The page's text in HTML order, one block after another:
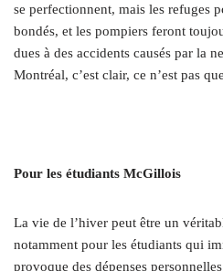
se perfectionnent, mais les refuges
bondés, et les pompiers feront
dues à des accidents causés par la
Montréal, c’est clair, ce n’est pas
Pour les étudiants McGillois
La vie de l’hiver peut être un
notamment pour les étudiants qui
provoque des dépenses